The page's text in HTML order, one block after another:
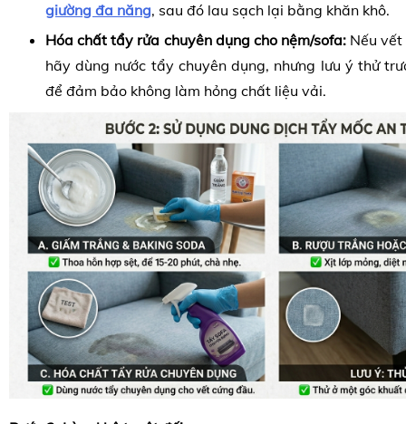
giường đa năng, sau đó lau sạch lại bằng khăn khô.
Hóa chất tẩy rửa chuyên dụng cho nệm/sofa: Nếu
hãy dùng nước tẩy chuyên dụng, nhưng lưu ý thử
để đảm bảo không làm hỏng chất liệu vải.